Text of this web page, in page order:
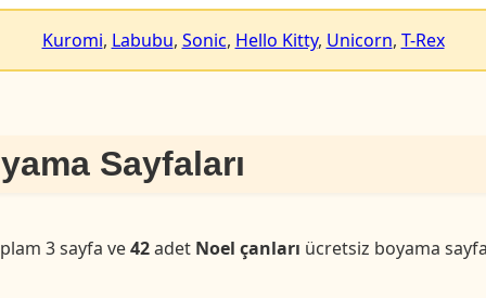
Kuromi, Labubu, Sonic, Hello Kitty, Unicorn, T-Rex
Sayfaları
3 sayfa ve42adet Noel çanları ücretsiz boyama